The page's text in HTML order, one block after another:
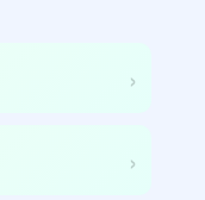
›
›